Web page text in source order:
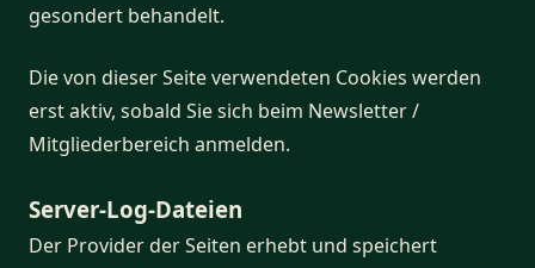
gesondert behandelt.
Die von dieser Seite verwendeten Cookies werden
erst aktiv, sobald Sie sich beim Newsletter /
Mitgliederbereich anmelden.
Server-Log-Dateien
Der Provider der Seiten erhebt und speichert